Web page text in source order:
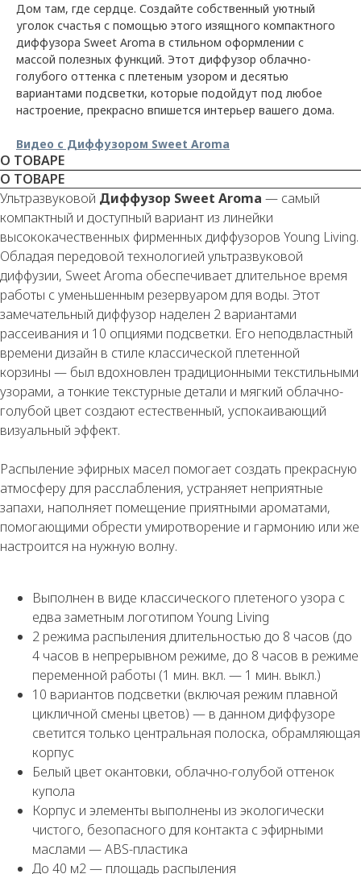
Дом там, где сердце. Создайте собственный уютный
уголок счастья с помощью этого изящного компактного
диффузора Sweet Aroma в стильном оформлении с
массой полезных функций. Этот диффузор облачно-
голубого оттенка с плетеным узором и десятью
вариантами подсветки, которые подойдут под любое
настроение, прекрасно впишется интерьер вашего дома.
Видео c Диффузором Sweet Aroma
О ТОВАРЕ
О ТОВАРЕ
Ультразвуковой Диффузор Sweet Aroma — самый
компактный и доступный вариант из линейки
высококачественных фирменных диффузоров Young Living.
Обладая передовой технологией ультразвуковой
диффузии, Sweet Aroma обеспечивает длительное время
работы с уменьшенным резервуаром для воды. Этот
замечательный диффузор наделен 2 вариантами
рассеивания и 10 опциями подсветки. Его неподвластный
времени дизайн в стиле классической плетенной
корзины — был вдохновлен традиционными текстильными
узорами, а тонкие текстурные детали и мягкий облачно-
голубой цвет создают естественный, успокаивающий
визуальный эффект.
Распыление эфирных масел помогает создать прекрасную
атмосферу для расслабления, устраняет неприятные
запахи, наполняет помещение приятными ароматами,
помогающими обрести умиротворение и гармонию или же
настроится на нужную волну.
Выполнен в виде классического плетеного узора с
едва заметным логотипом Young Living
2 режима распыления длительностью до 8 часов (до
4 часов в непрерывном режиме, до 8 часов в режиме
переменной работы (1 мин. вкл. — 1 мин. выкл.)
10 вариантов подсветки (включая режим плавной
цикличной смены цветов) — в данном диффузоре
светится только центральная полоска, обрамляющая
корпус
Белый цвет окантовки, облачно-голубой оттенок
купола
Корпус и элементы выполнены из экологически
чистого, безопасного для контакта с эфирными
маслами — ABS-пластика
До 40 м2 — площадь распыления